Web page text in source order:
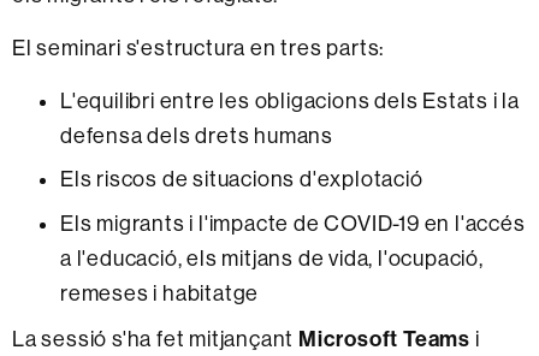
El seminari s'estructura en tres parts:
L'equilibri entre les obligacions dels Estats i la
defensa dels drets humans
Els riscos de situacions d'explotació
Els migrants i l'impacte de COVID-19 en l'accés
a l'educació, els mitjans de vida, l'ocupació,
remeses i habitatge
La sessió s'ha fet mitjançant Microsoft Teams i